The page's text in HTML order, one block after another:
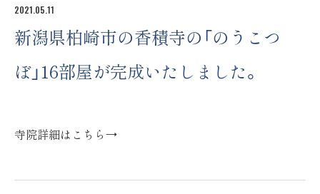
2021.05.11
新潟県柏崎市の香積寺の「のうこつ
ぼ」16部屋が完成いたしました。
寺院詳細はこちら→